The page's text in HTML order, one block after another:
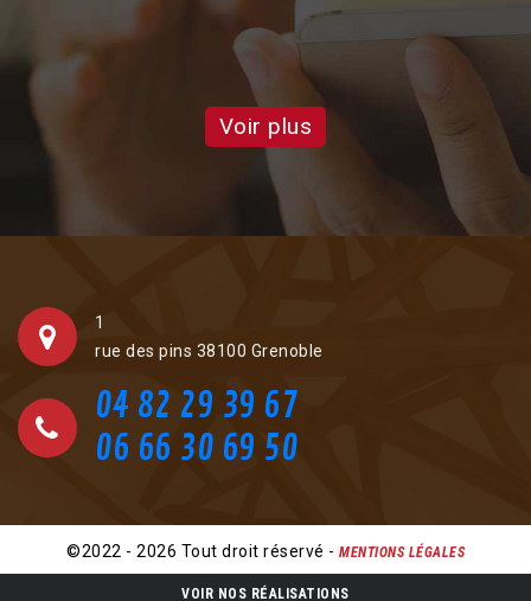
été très rapide et bien réalisé.
DE JULIE D.
Voir plus
1
rue des pins 38100 Grenoble
04 82 29 39 67
06 66 30 69 50
©2022 - 2026 Tout droit réservé - MENTIONS LÉGALES
VOIR NOS RÉALISATIONS